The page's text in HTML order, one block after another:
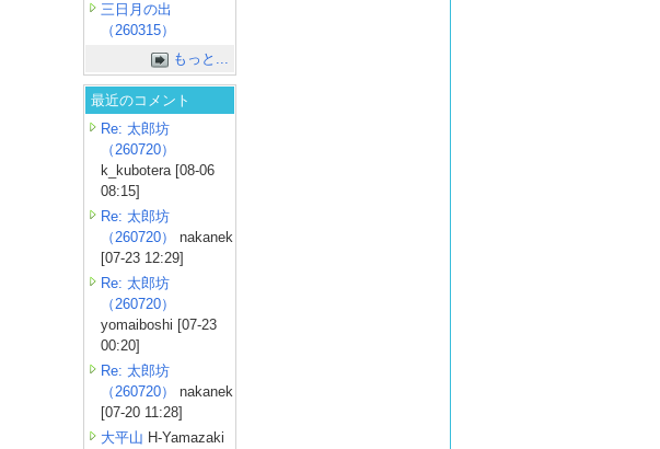
三日月の出
（260315）
もっと...
最近のコメント
Re: 太郎坊
（260720）
k_kubotera [08-06
08:15]
Re: 太郎坊
（260720）
nakanek
[07-23 12:29]
Re: 太郎坊
（260720）
yomaiboshi [07-23
00:20]
Re: 太郎坊
（260720）
nakanek
[07-20 11:28]
大平山 H-Yamazaki